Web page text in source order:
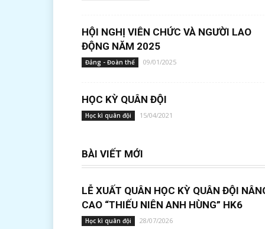
HỘI NGHỊ VIÊN CHỨC VÀ NGƯỜI LAO
ĐỘNG NĂM 2025
Đảng - Đoàn thể 09/01/2025
HỌC KỲ QUÂN ĐỘI
Học kì quân đội 15/04/2021
BÀI VIẾT MỚI
LỄ XUẤT QUÂN HỌC KỲ QUÂN ĐỘI
CAO “THIẾU NIÊN ANH HÙNG” HK6
Học kì quân đội 28/07/2026